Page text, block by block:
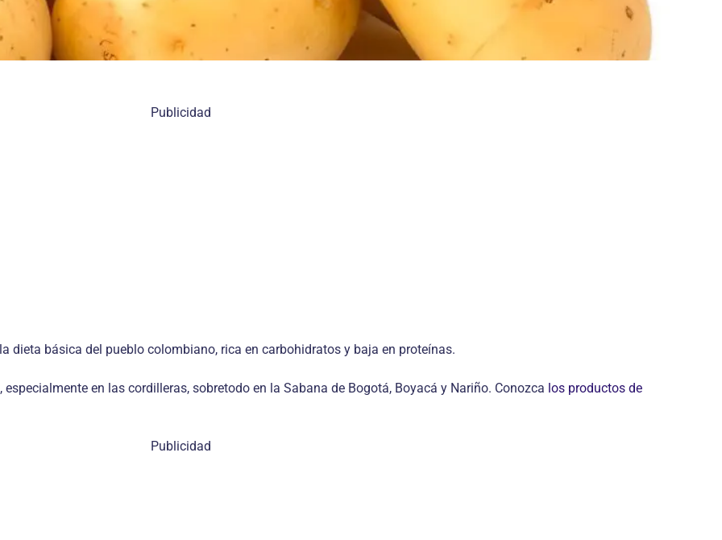
Publicidad
dieta básica del pueblo colombiano, rica en carbohidratos y baja en proteínas.
en las cordilleras, sobretodo en la Sabana de Bogotá, Boyacá y Nariño. Conozca los productos de
Publicidad